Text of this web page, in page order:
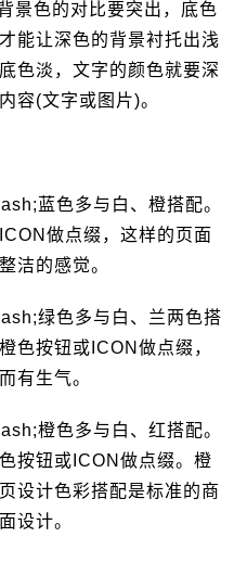
景色的对比要突出，底色
能让深色的背景衬托出浅
色淡，文字的颜色就要深
容(文字或图片)。
蓝色多与白、橙搭配。
做点缀，这样的页面
洁的感觉。
绿色多与白、兰两色搭
色按钮或ICON做点缀，
有生气。
橙色多与白、红搭配。
按钮或ICON做点缀。橙
设计色彩搭配是标准的商
设计。